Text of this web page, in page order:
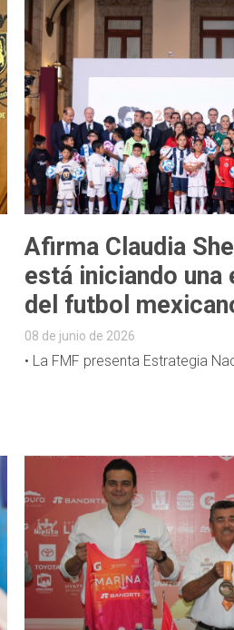
Afirma Claudia
está iniciando una
del futbol
08 de junio de 2026
• La FMF presenta Estrategia